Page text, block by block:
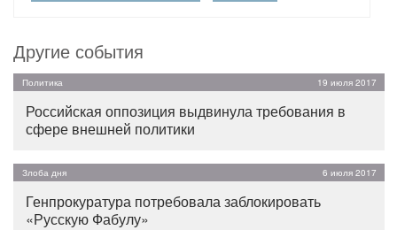
Другие события
Политика 19 июля 2017
Российская оппозиция выдвинула требования в
сфере внешней политики
Злоба дня 6 июля 2017
Генпрокуратура потребовала заблокировать
«Русскую Фабулу»